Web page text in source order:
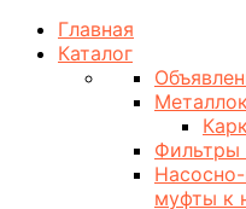
Главная
Каталог
Фильтры
муфты к